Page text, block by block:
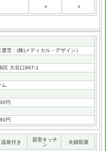
○ ○
運営：(株)メディカル・デザイン）
区 大谷口967-1
ム
円
円
温泉付き
居室キッチ
ン
夫婦部屋